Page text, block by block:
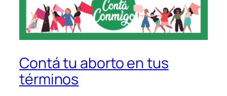
Contá tu aborto en tus
términos